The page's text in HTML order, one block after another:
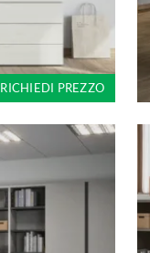
RICHIEDI PREZZO